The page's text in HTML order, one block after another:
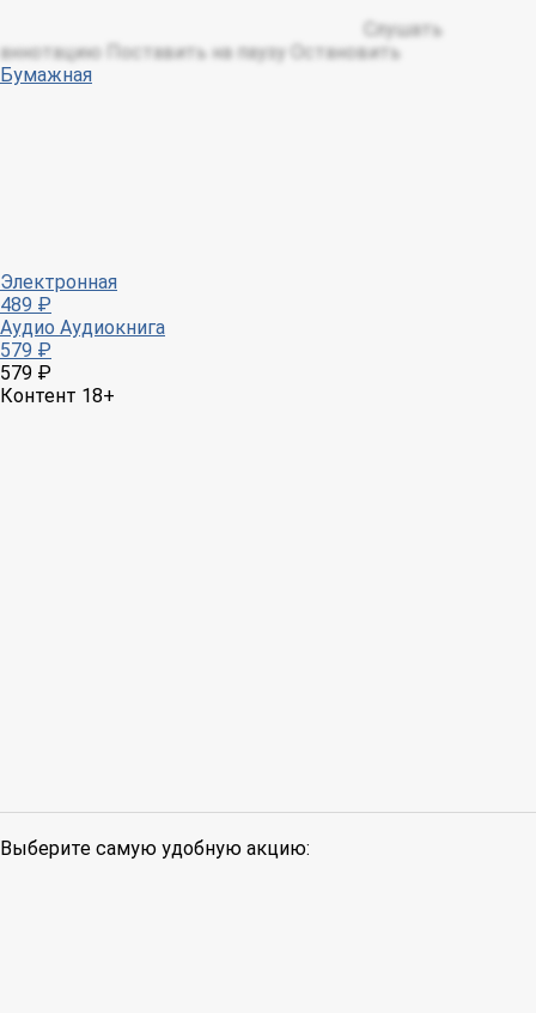
Слушать
аннотацию
Поставить на паузу
Остановить
Бумажная
Электронная
489 ₽
Аудио Аудиокнига
579 ₽
579 ₽
Контент 18+
Выберите самую удобную акцию: